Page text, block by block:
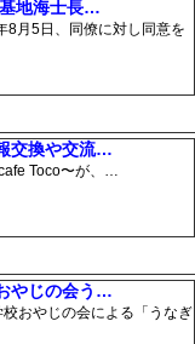
地海士長…
月5日、同僚に対し同意を
交換や交流…
Toco〜が、…
やじの会う…
おやじの会による「うなぎ